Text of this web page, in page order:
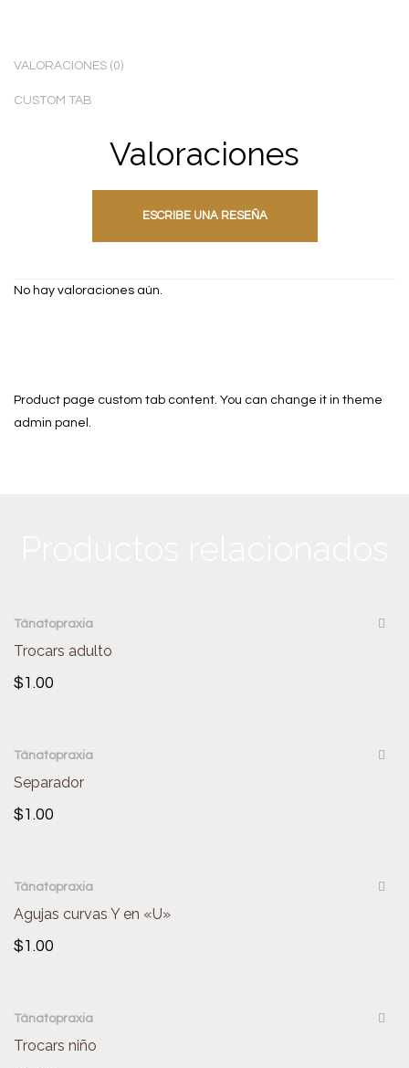
VALORACIONES (0)
CUSTOM TAB
Valoraciones
ESCRIBE UNA RESEÑA
No hay valoraciones aún.
Product page custom tab content. You can change it in theme
admin panel.
Tánatopraxia
Trocars adulto
$1.00
Tánatopraxia
Separador
$1.00
Tánatopraxia
Agujas curvas Y en «U»
$1.00
Tánatopraxia
Trocars niño